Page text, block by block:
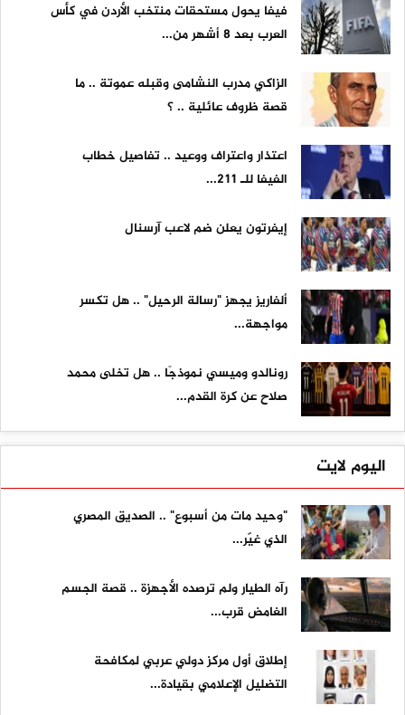
فيفا يحول مستحقات منتخب الأردن في كأس
العرب بعد 8 أشهر من...
الزاكي مدرب النشامى وقبله عموتة .. ما
قصة ظروف عائلية .. ؟
اعتذار واعتراف ووعيد .. تفاصيل خطاب
الفيفا للـ 211...
إيفرتون يعلن ضم لاعب آرسنال
ألفاريز يجهز "رسالة الرحيل" .. هل تكسر
مواجهة...
رونالدو وميسي نموذجًا .. هل تخلى محمد
صلاح عن كرة القدم...
اليوم لايت
"وحيد مات من أسبوع" .. الصديق المصري
الذي غيّر...
رآه الطيار ولم ترصده الأجهزة .. قصة الجسم
الغامض قرب...
إطلاق أول مركز دولي عربي لمكافحة
التضليل الإعلامي بقيادة...